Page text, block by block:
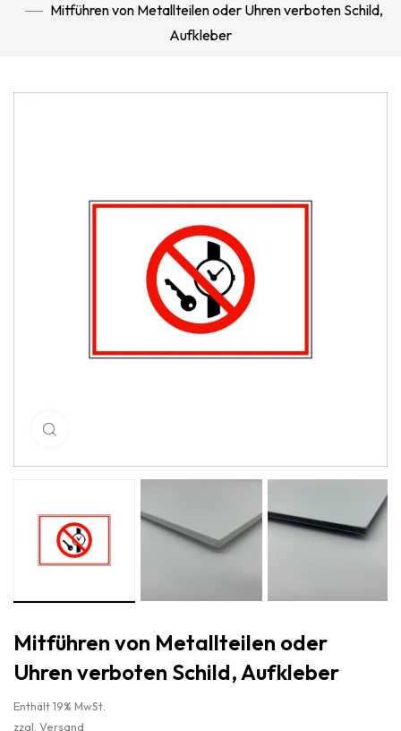
Mitführen von Metallteilen oder Uhren verboten Schild,
Aufkleber
Mitführen von Metallteilen oder
Uhren verboten Schild, Aufkleber
Enthält 19% MwSt.
zzgl. Versand